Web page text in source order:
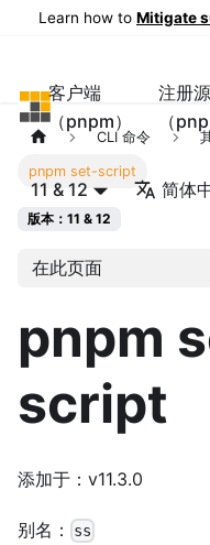
Learn how to Mitigate
pnpm
客户端
（pnpm）
注册源
（
11 & 12 简体
CLI 命令
pnpm set-script
版本：11 & 12
在此页面
pnpm
script
添加于：v11.3.0
别名： ss